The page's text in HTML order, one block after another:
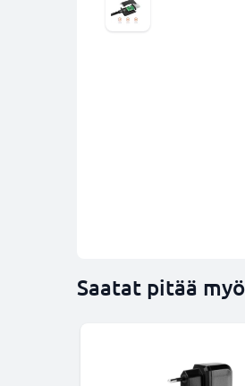
Saatat pitää